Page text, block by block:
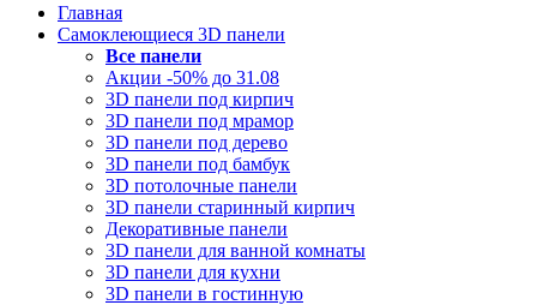
Главная
Самоклеющиеся 3D панели
Все панели
Акции -50% до 31.08
3D панели под кирпич
3D панели под мрамор
3D панели под дерево
3D панели под бамбук
3D потолочные панели
3D панели старинный кирпич
Декоративные панели
3D панели для ванной комнаты
3D панели для кухни
3D панели в гостинную